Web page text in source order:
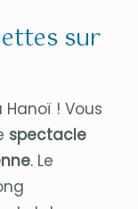
sur
! Vous
spectacle
. Le